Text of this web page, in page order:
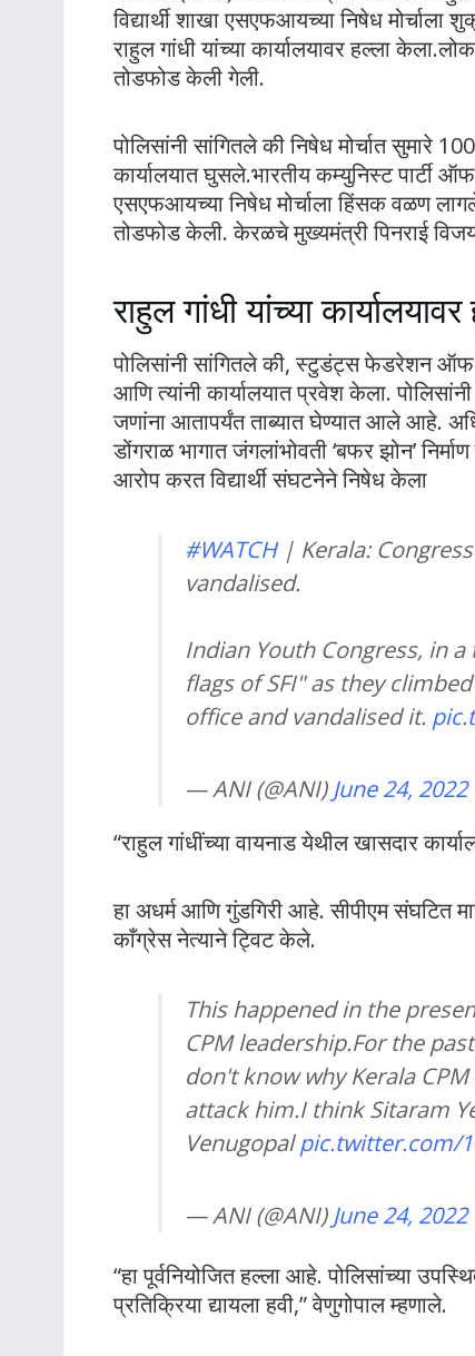
विद्यार्थी शाखा एसएफआयच्या निषेध
राहुल गांधी यांच्या कार्यालयावर हल्ला
तोडफोड केली गेली.
पोलिसांनी सांगितले की निषेध मोर्चात
कार्यालयात घुसले.भारतीय कम्युनिस्ट पार्टी ऑफ
एसएफआयच्या निषेध मोर्चाला हिंसक वळण लागले
तोडफोड केली. केरळचे मुख्यमंत्री पिनराई
राहुल गांधी यांच्या
पोलिसांनी सांगितले की, स्टुडंट्स फेडरेशन ऑफ
आणि त्यांनी कार्यालयात प्रवेश केला.
जणांना आतापर्यंत ताब्यात घेण्यात आले आहे.
डोंगराळ भागात जंगलांभोवती ‘बफर झोन’
आरोप करत विद्यार्थी संघटनेने निषेध केला
#WATCH| Kerala:
vandalised.
Indian Youth Congress, in
flags of SFI" as they
office and vandalised it.
— ANI (@ANI)June 24, 2022
“राहुल गांधींच्या वायनाड येथील खासदार
हा अधर्म आणि गुंडगिरी आहे. सीपीएम संघटित
काँग्रेस नेत्याने ट्विट केले.
This happened in the
CPM leadership.For the
don't know why Kerala
attack him.I think Sitaram
Venugopalpic.twitter.com/
— ANI (@ANI)June 24, 2022
“हा पूर्वनियोजित हल्ला आहे. पोलिसांच्या
प्रतिक्रिया द्यायला हवी,” वेणुगोपाल म्हणाले.